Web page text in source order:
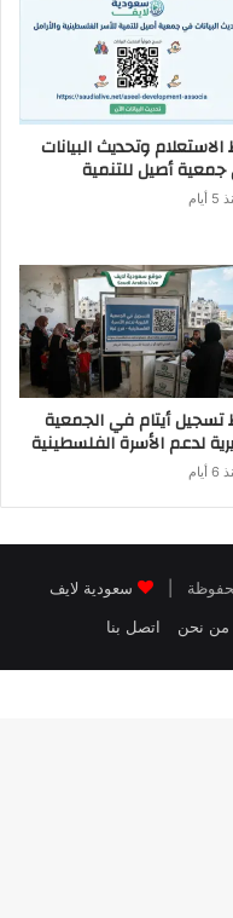
الاستعلام وتحديث البيانات
أصيل للتنمية
تسجيل أيتام في الجمعية
لدعم الأسرة الفلسطينية
سعودية لايف
من نحن اتصل بنا